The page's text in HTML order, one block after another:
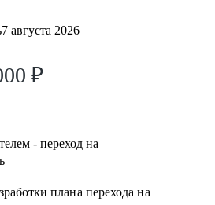
7 августа 2026
₽
- переход на
плана перехода на